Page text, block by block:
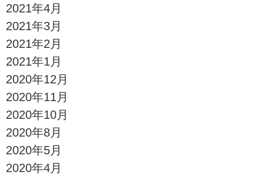
2021年4月
2021年3月
2021年2月
2021年1月
2020年12月
2020年11月
2020年10月
2020年8月
2020年5月
2020年4月